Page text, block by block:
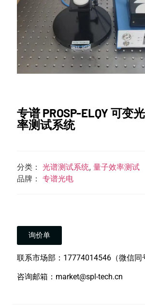
专谱 PROSP-ELQY 可变
率测试系统
分类： 光谱测试系统, 量子效率测试
品牌： 专谱光电
询价单
联系市场部：17774014546（微信同
咨询邮箱：market@spl-tech.cn